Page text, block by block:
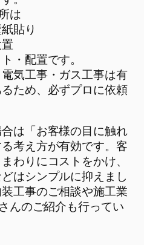
は
貼り
・配置です。
気工事・ガス工事は有
ため、必ずプロに依頼
は「お客様の目に触れ
考え方が有効です。客
わりにコストをかけ、
はシンプルに抑えまし
工事のご相談や施工業
んのご紹介も行ってい